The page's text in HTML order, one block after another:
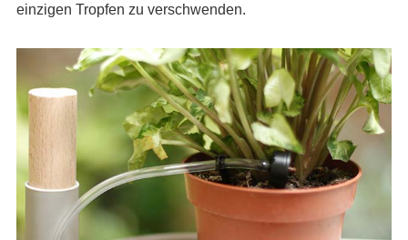
einzigen Tropfen zu verschwenden.